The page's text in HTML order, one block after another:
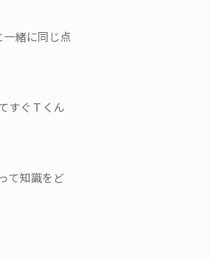
一緒に同じ点
すぐＴくん
て知識をど